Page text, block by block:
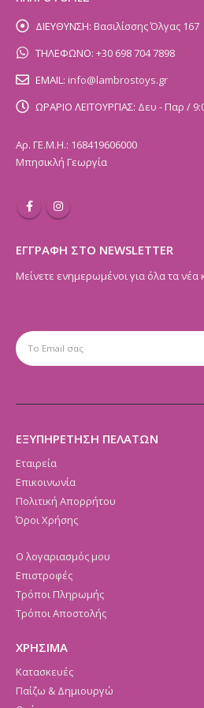
ΔΙΕΥΘΥΝΣΗ: Βασιλίσσης Όλγας 167
ΤΗΛΕΦΩΝΟ: +30 698 704 7898
EMAIL: info@lambrostoys.gr
ΩΡΑΡΙΟ ΛΕΙΤΟΥΡΓΙΑΣ: Δευ - Παρ /
Αρ. ΓΕ.Μ.Η.: 168419606000
Μπησικλή Γεωργία
ΕΓΓΡΑΦΗ ΣΤΟ NEWSLETTER
Μείνετε ενημερωμένοι για όλα τα νέα
ΕΞΥΠΗΡΕΤΗΣΗ ΠΕΛΑΤΩΝ
Εταιρεία
Επικοινωνία
Πολιτική Απορρήτου
Όροι Χρήσης
Ο λογαριασμός μου
Επιστροφές
Τρόποι Πληρωμής
Τρόποι Αποστολής
ΧΡΗΣΙΜΑ
Κατασκευές
Παίζω & Δημιουργώ